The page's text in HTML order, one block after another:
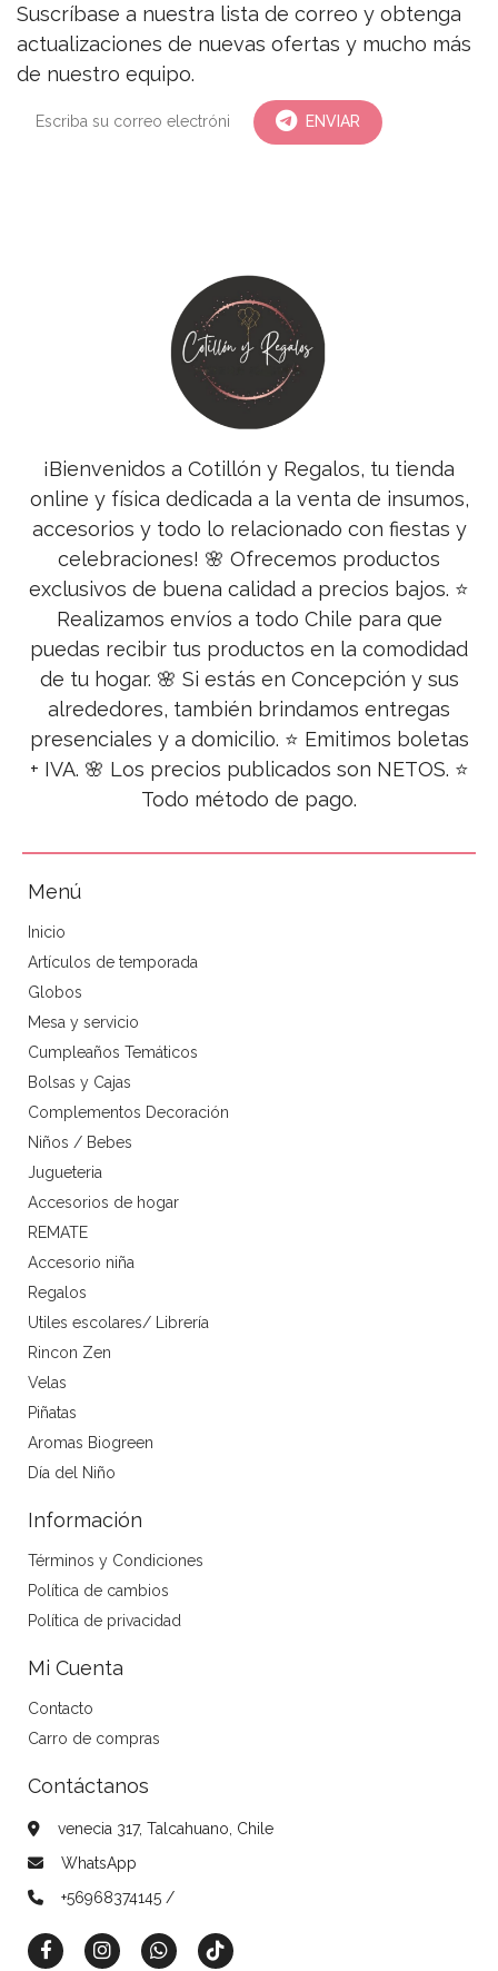
Suscríbase a nuestra lista de correo y obtenga
actualizaciones de nuevas ofertas y mucho más
de nuestro equipo.
ENVIAR
¡Bienvenidos a Cotillón y Regalos, tu tienda
online y física dedicada a la venta de insumos,
accesorios y todo lo relacionado con fiestas y
celebraciones! 🌸 Ofrecemos productos
exclusivos de buena calidad a precios bajos. ⭐
Realizamos envíos a todo Chile para que
puedas recibir tus productos en la comodidad
de tu hogar. 🌸 Si estás en Concepción y sus
alrededores, también brindamos entregas
presenciales y a domicilio. ⭐ Emitimos boletas
+ IVA. 🌸 Los precios publicados son NETOS. ⭐
Todo método de pago.
Menú
Inicio
Artículos de temporada
Globos
Mesa y servicio
Cumpleaños Temáticos
Bolsas y Cajas
Complementos Decoración
Niños / Bebes
Jugueteria
Accesorios de hogar
REMATE
Accesorio niña
Regalos
Utiles escolares/ Librería
Rincon Zen
Velas
Piñatas
Aromas Biogreen
Día del Niño
Información
Términos y Condiciones
Política de cambios
Política de privacidad
Mi Cuenta
Contacto
Carro de compras
Contáctanos
venecia 317, Talcahuano, Chile
WhatsApp
+56968374145 /